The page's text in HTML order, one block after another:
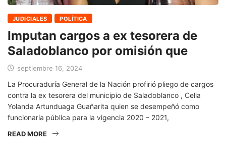
JUDICIALES POLÍTICA
Imputan cargos a ex tesorera de
Saladoblanco por omisión que
septiembre 16, 2024
La Procuraduría General de la Nación profirió pliego de cargos
contra la ex tesorera del municipio de Saladoblanco , Celia
Yolanda Artunduaga Guañarita quien se desempeñó como
funcionaria pública para la vigencia 2020 – 2021,
READ MORE